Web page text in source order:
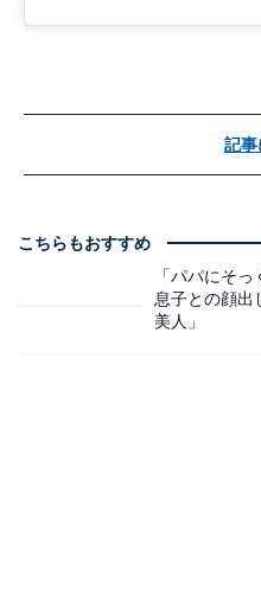
記事
こちらもおすすめ
「パパにそ
息子との顔出
美人」